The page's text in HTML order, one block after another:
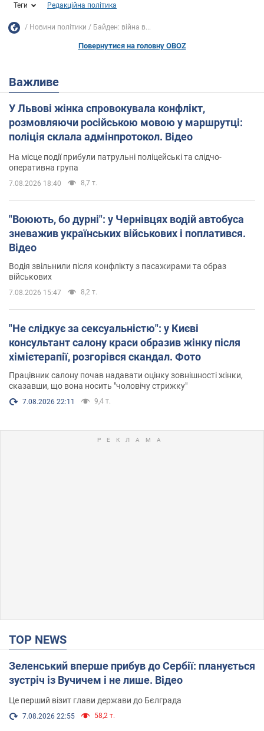
Теги Редакційна політика
Новини політики Байден: війна в...
Повернутися на головну OBOZ
Важливе
У Львові жінка спровокувала конфлікт,
розмовляючи російською мовою у маршрутці:
поліція склала адмінпротокол. Відео
На місце події прибули патрульні поліцейські та слідчо-
оперативна група
7.08.2026 18:40 8,7 т.
"Воюють, бо дурні": у Чернівцях водій автобуса
зневажив українських військових і поплатився.
Відео
Водія звільнили після конфлікту з пасажирами та образ
військових
7.08.2026 15:47 8,2 т.
"Не слідкує за сексуальністю": у Києві
консультант салону краси образив жінку після
хімієтерапії, розгорівся скандал. Фото
Працівник салону почав надавати оцінку зовнішності жінки,
сказавши, що вона носить "чоловічу стрижку"
7.08.2026 22:11 9,4 т.
TOP NEWS
Зеленський вперше прибув до Сербії: планується
зустріч із Вучичем і не лише. Відео
Це перший візит глави держави до Бєлграда
7.08.2026 22:55 58,2 т.